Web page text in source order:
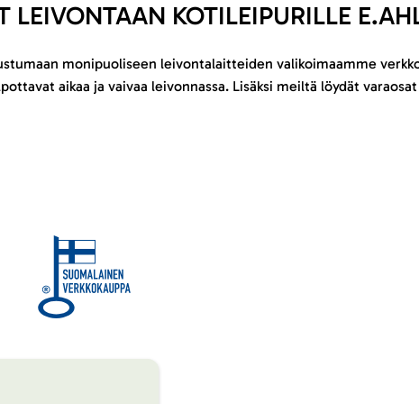
LEIVONTAAN KOTILEIPURILLE
monipuoliseen leivontalaitteiden valikoimaamme
aikaa ja vaivaa leivonnassa. Lisäksi meiltä löydät